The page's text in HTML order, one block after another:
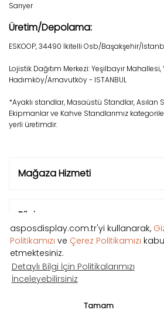
asposdisplay.com.tr'yi kullanarak,
Politikamızı ve Çerez Politikamızı
etmektesiniz.
Detaylı Bilgi İçin Politikalarımızı
İnceleyebilirsiniz
Tamam
Sarıyer
Üretim/Depolama:
ESKOOP, 34490 İkitelli Osb/Başakşehir/
Lojistik Dağıtım Merkezi: Yeşilbayır
Hadımköy/Arnavutköy - ISTANBUL
*Ayaklı standlar, Masaüstü Standlar, Asılan
Ekipmanlar ve Kahve Standlarımız
yerli üretimdir.
Mağaza Hizmeti
Bilgi
Copyright © 2018 Tüm